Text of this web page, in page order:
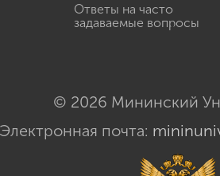
Ответы на часто
задаваемые вопросы
© 2026 Мининский
Электронная почта: